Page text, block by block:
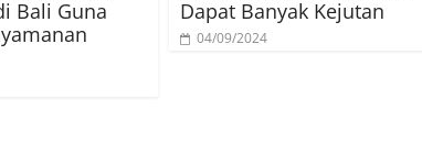
Bali Guna
Dapat Banyak Kejutan
04/09/2024